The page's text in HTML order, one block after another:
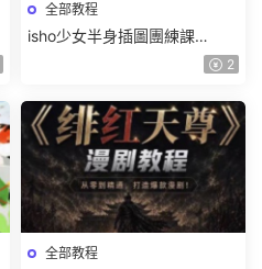
全部教程
isho少女半身插圖團練課
2026【畫質高清隻有視頻】 2
全部教程